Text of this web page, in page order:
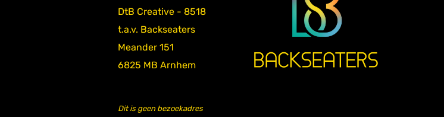
DtB Creative - 8518
t.a.v. Backseaters
Meander 151
6825 MB Arnhem
Dit is geen bezoekadres